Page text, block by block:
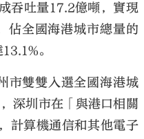
吞吐量17.2億噸，實現
佔全國海港城市總量的
。
市雙雙入選全國海港城
深圳市在「與港口相關
計算機通信和其他電子